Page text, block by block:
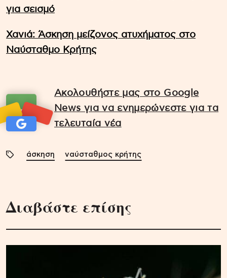
για σεισμό
Χανιά: Άσκηση μείζονος ατυχήματος στο
Ναύσταθμο Κρήτης
Ακολουθήστε μας στο Google
News για να ενημερώνεστε για τα
τελευταία νέα
άσκηση ναύσταθμος κρήτης
Διαβάστε επίσης